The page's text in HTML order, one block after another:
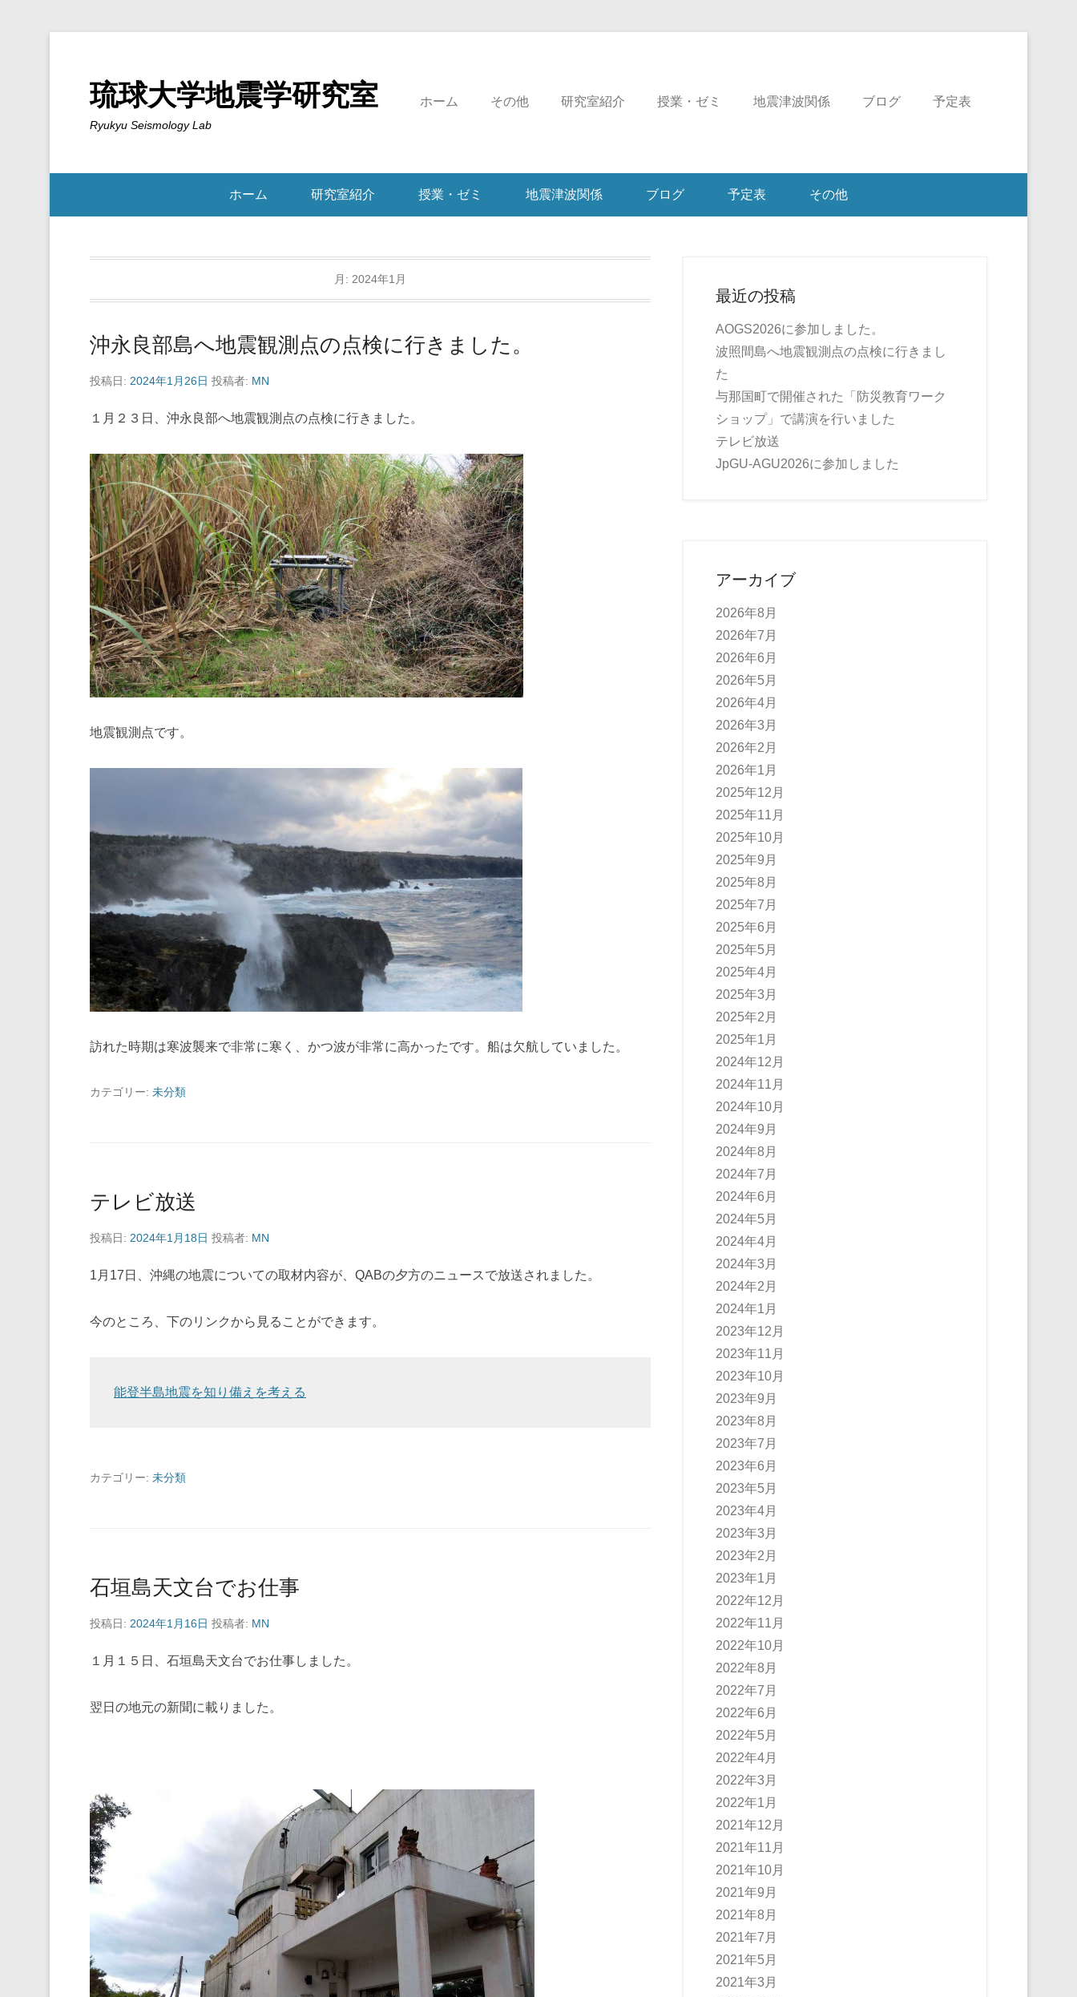
琉球大学地震学研究室
Ryukyu Seismology Lab
ホーム その他 研究室紹介 授業・ゼミ 地震津波関係 ブログ 予定表
ホーム 研究室紹介 授業・ゼミ 地震津波関係 ブログ 予定表 その他
月: 2024年1月
沖永良部島へ地震観測点の点検に行きました。
投稿日: 2024年1月26日 投稿者: MN
１月２３日、沖永良部へ地震観測点の点検に行きました。
地震観測点です。
訪れた時期は寒波襲来で非常に寒く、かつ波が非常に高かったです。船は欠航していました。
カテゴリー: 未分類
テレビ放送
投稿日: 2024年1月18日 投稿者: MN
1月17日、沖縄の地震についての取材内容が、QABの夕方のニュースで放送されました。
今のところ、下のリンクから見ることができます。
能登半島地震を知り備えを考える
カテゴリー: 未分類
石垣島天文台でお仕事
投稿日: 2024年1月16日 投稿者: MN
１月１５日、石垣島天文台でお仕事しました。
翌日の地元の新聞に載りました。
最近の投稿
AOGS2026に参加しました。
波照間島へ地震観測点の点検に行きまし
た
与那国町で開催された「防災教育ワーク
ショップ」で講演を行いました
テレビ放送
JpGU-AGU2026に参加しました
アーカイブ
2026年8月
2026年7月
2026年6月
2026年5月
2026年4月
2026年3月
2026年2月
2026年1月
2025年12月
2025年11月
2025年10月
2025年9月
2025年8月
2025年7月
2025年6月
2025年5月
2025年4月
2025年3月
2025年2月
2025年1月
2024年12月
2024年11月
2024年10月
2024年9月
2024年8月
2024年7月
2024年6月
2024年5月
2024年4月
2024年3月
2024年2月
2024年1月
2023年12月
2023年11月
2023年10月
2023年9月
2023年8月
2023年7月
2023年6月
2023年5月
2023年4月
2023年3月
2023年2月
2023年1月
2022年12月
2022年11月
2022年10月
2022年8月
2022年7月
2022年6月
2022年5月
2022年4月
2022年3月
2022年1月
2021年12月
2021年11月
2021年10月
2021年9月
2021年8月
2021年7月
2021年5月
2021年3月